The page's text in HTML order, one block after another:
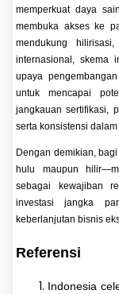
memperkuat daya
membuka akses ke
mendukung
internasional, skema
upaya
untuk mencapai
jangkauan sertifikasi,
serta konsistensi
Dengan demikian,
hulu maupun
sebagai kewajiban
investasi jangka
keberlanjutan bisnis
Referensi
Indonesia